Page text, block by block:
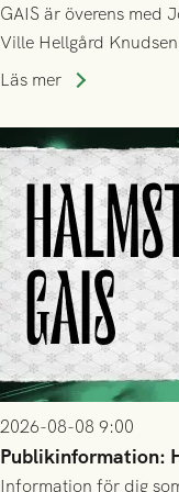
GAIS är överens med
Ville Hellgård
Läs mer
2026-08-08 9:00
Publikinformation:
Information för dig